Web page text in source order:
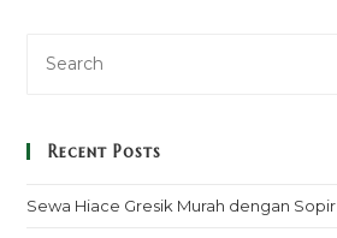
Recent Posts
Sewa Hiace Gresik Murah dengan Sopir